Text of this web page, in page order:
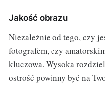
Jakość obrazu
Niezależnie od tego, czy
fotografem, czy
kluczowa. Wysoka
ostrość powinny być na